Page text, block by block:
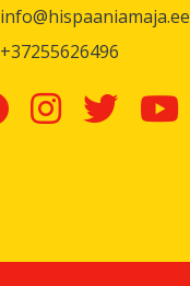
info@hispaaniamaja.ee
+37255626496